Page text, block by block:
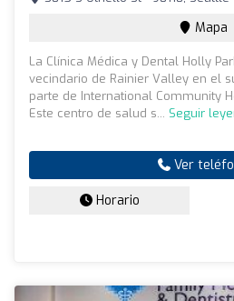
Mapa
La Clínica Médica y Dental Holly
vecindario de Rainier Valley en el
parte de International Community
Este centro de salud s... Seguir
Ver
Horario